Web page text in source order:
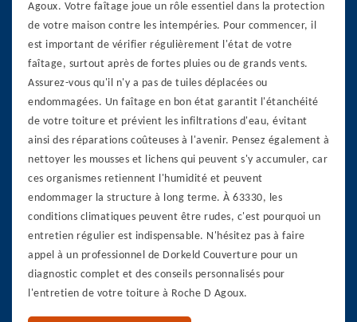
Agoux. Votre faîtage joue un rôle essentiel dans la protection
de votre maison contre les intempéries. Pour commencer, il
est important de vérifier régulièrement l'état de votre
faîtage, surtout après de fortes pluies ou de grands vents.
Assurez-vous qu'il n'y a pas de tuiles déplacées ou
endommagées. Un faîtage en bon état garantit l'étanchéité
de votre toiture et prévient les infiltrations d'eau, évitant
ainsi des réparations coûteuses à l'avenir. Pensez également à
nettoyer les mousses et lichens qui peuvent s'y accumuler, car
ces organismes retiennent l'humidité et peuvent
endommager la structure à long terme. À 63330, les
conditions climatiques peuvent être rudes, c'est pourquoi un
entretien régulier est indispensable. N'hésitez pas à faire
appel à un professionnel de Dorkeld Couverture pour un
diagnostic complet et des conseils personnalisés pour
l'entretien de votre toiture à Roche D Agoux.